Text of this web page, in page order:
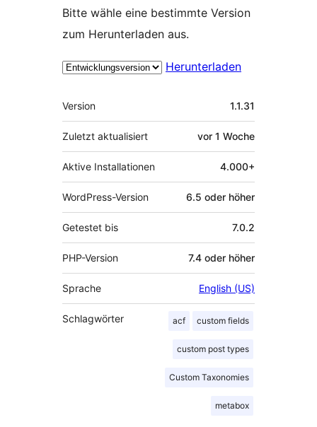
Bitte wähle eine bestimmte Version
zum Herunterladen aus.
Herunterladen
Meta
Version 1.1.31
Zuletzt aktualisiert vor 1 Woche
Aktive Installationen 4.000+
WordPress-Version 6.5 oder höher
Getestet bis 7.0.2
PHP-Version 7.4 oder höher
Sprache English (US)
Schlagwörter acf custom fields
custom post types
Custom Taxonomies
metabox